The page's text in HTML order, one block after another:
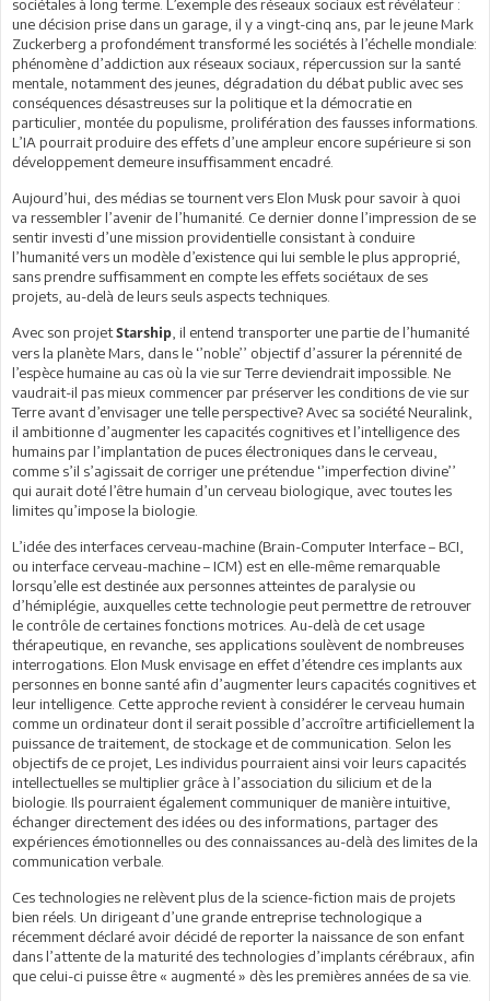
sociétales à long terme. L’exemple des réseaux sociaux est révélateur :
une décision prise dans un garage, il y a vingt-cinq ans, par le jeune Mark
Zuckerberg a profondément transformé les sociétés à l’échelle mondiale:
phénomène d’addiction aux réseaux sociaux, répercussion sur la santé
mentale, notamment des jeunes, dégradation du débat public avec ses
conséquences désastreuses sur la politique et la démocratie en
particulier, montée du populisme, prolifération des fausses informations.
L’IA pourrait produire des effets d’une ampleur encore supérieure si son
développement demeure insuffisamment encadré.
Aujourd’hui, des médias se tournent vers Elon Musk pour savoir à quoi
va ressembler l’avenir de l’humanité. Ce dernier donne l’impression de se
sentir investi d’une mission providentielle consistant à conduire
l’humanité vers un modèle d’existence qui lui semble le plus approprié,
sans prendre suffisamment en compte les effets sociétaux de ses
projets, au-delà de leurs seuls aspects techniques.
Avec son projetStarship , il entend transporter une partie de l’humanité
vers la planète Mars, dans le ‘’noble’’ objectif d’assurer la pérennité de
l’espèce humaine au cas où la vie sur Terre deviendrait impossible. Ne
vaudrait-il pas mieux commencer par préserver les conditions de vie sur
Terre avant d’envisager une telle perspective? Avec sa société Neuralink,
il ambitionne d’augmenter les capacités cognitives et l’intelligence des
humains par l’implantation de puces électroniques dans le cerveau,
comme s’il s’agissait de corriger une prétendue ‘’imperfection divine’’
qui aurait doté l’être humain d’un cerveau biologique, avec toutes les
limites qu’impose la biologie.
L’idée des interfaces cerveau-machine (Brain-Computer Interface – BCI,
ou interface cerveau-machine – ICM) est en elle-même remarquable
lorsqu’elle est destinée aux personnes atteintes de paralysie ou
d’hémiplégie, auxquelles cette technologie peut permettre de retrouver
le contrôle de certaines fonctions motrices. Au-delà de cet usage
thérapeutique, en revanche, ses applications soulèvent de nombreuses
interrogations. Elon Musk envisage en effet d’étendre ces implants aux
personnes en bonne santé afin d’augmenter leurs capacités cognitives et
leur intelligence. Cette approche revient à considérer le cerveau humain
comme un ordinateur dont il serait possible d’accroître artificiellement la
puissance de traitement, de stockage et de communication. Selon les
objectifs de ce projet, Les individus pourraient ainsi voir leurs capacités
intellectuelles se multiplier grâce à l’association du silicium et de la
biologie. Ils pourraient également communiquer de manière intuitive,
échanger directement des idées ou des informations, partager des
expériences émotionnelles ou des connaissances au-delà des limites de la
communication verbale.
Ces technologies ne relèvent plus de la science-fiction mais de projets
bien réels. Un dirigeant d’une grande entreprise technologique a
récemment déclaré avoir décidé de reporter la naissance de son enfant
dans l’attente de la maturité des technologies d’implants cérébraux, afin
que celui-ci puisse être « augmenté » dès les premières années de sa vie.